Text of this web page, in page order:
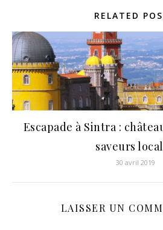
RELATED
Escapade à Sintra :
saveurs
30 avril 2019
LAISSER UN